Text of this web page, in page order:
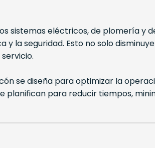
sistemas eléctricos, de plomería y
la seguridad. Esto no solo
se diseña para optimizar la
planifican para reducir tiempos,